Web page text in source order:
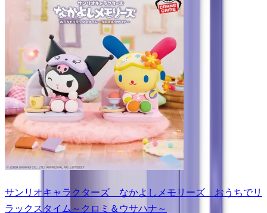
サンリオキャラクターズ なかよしメモリーズ おうちでリ
ラックスタイム～クロミ＆ウサハナ～